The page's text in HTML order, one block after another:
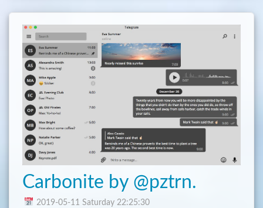
Carbonite by @pztrn.
2019-05-11 Saturday 22:25:30